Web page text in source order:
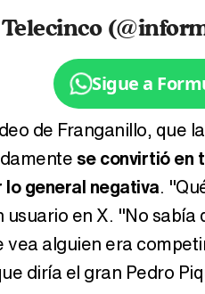
Sigue a
de Franganillo, que
se convirtió en
lo general negativa.
usuario en X. "No
vea alguien era
diría el gran Pedro